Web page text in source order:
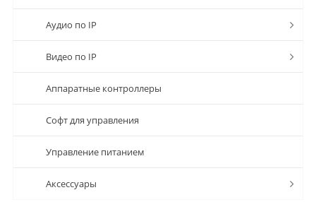
Аудио по IP
Видео по IP
Аппаратные контроллеры
Софт для управления
Управление питанием
Аксессуары